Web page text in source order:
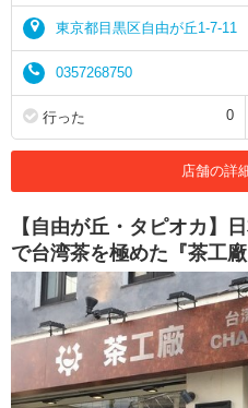
東京都目黒区自由が丘1-7-11
0357268750
行った 0
店舗の詳
【自由が丘・タピオカ】
で台湾茶を極めた『茶工